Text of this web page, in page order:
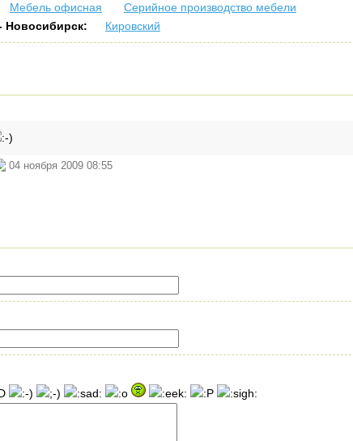
Мебель офисная
Серийное производство мебели
Новосибирск:
Кировский
04 ноября 2009 08:55